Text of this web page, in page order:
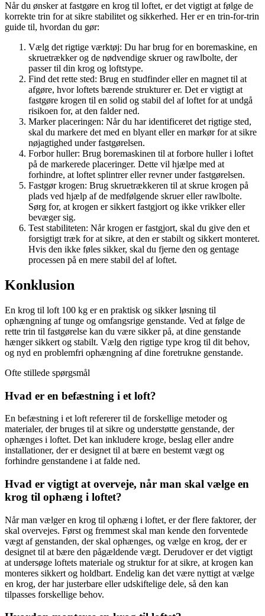
Når du ønsker at fastgøre en krog til loftet, er det vigtigt at følge de
korrekte trin for at sikre stabilitet og sikkerhed. Her er en trin-for-trin
guide til, hvordan du gør:
Vælg det rigtige værktøj: Du har brug for en boremaskine, en
skruetrækker og de nødvendige skruer og rawlbolte, der
passer til din krog og loftstype.
Find det rette sted: Brug en studfinder eller en magnet til at
afgøre, hvor loftets bærende strukturer er. Det er vigtigt at
fastgøre krogen til en solid og stabil del af loftet for at undgå
risikoen for, at den falder ned.
Marker placeringen: Når du har identificeret det rigtige sted,
skal du markere det med en blyant eller en markør for at sikre
nøjagtighed under fastgørelsen.
Forbor huller: Brug boremaskinen til at forbore huller i loftet
på de markerede placeringer. Dette vil hjælpe med at
forhindre, at loftet splintrer eller revner under fastgørelsen.
Fastgør krogen: Brug skruetrækkeren til at skrue krogen på
plads ved hjælp af de medfølgende skruer eller rawlbolte.
Sørg for, at krogen er sikkert fastgjort og ikke vrikker eller
bevæger sig.
Test stabiliteten: Når krogen er fastgjort, skal du give den et
forsigtigt træk for at sikre, at den er stabilt og sikkert monteret.
Hvis den ikke føles sikker, skal du fjerne den og gentage
processen på en mere stabil del af loftet.
Konklusion
En krog til loft 100 kg er en praktisk og sikker løsning til
ophængning af tunge og omfangsrige genstande. Ved at følge de
rette trin til fastgørelse kan du være sikker på, at dine genstande
hænger sikkert og stabilt. Vælg den rigtige type krog til dit behov,
og nyd en problemfri ophængning af dine foretrukne genstande.
Ofte stillede spørgsmål
Hvad er en befæstning i et loft?
En befæstning i et loft refererer til de forskellige metoder og
materialer, der bruges til at sikre og understøtte genstande, der
ophænges i loftet. Det kan inkludere kroge, beslag eller andre
installationer, der er designet til at bære en bestemt vægt og
forhindre genstandene i at falde ned.
Hvad er vigtigt at overveje, når man skal vælge en
krog til ophæng i loftet?
Når man vælger en krog til ophæng i loftet, er der flere faktorer, der
skal overvejes. Først og fremmest skal man kende den forventede
vægt af genstanden, der skal ophænges, og vælge en krog, der er
designet til at bære den pågældende vægt. Derudover er det vigtigt
at undersøge loftets materiale og struktur for at sikre, at krogen kan
monteres sikkert og holdbart. Endelig kan det være nyttigt at vælge
en krog, der har justerbare eller udskiftelige dele, så den kan
tilpasses forskellige behov.